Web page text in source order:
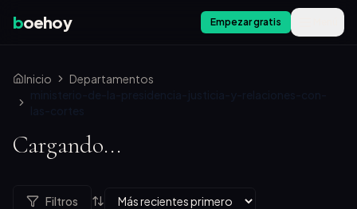
boehoy Empezar gratis
Inicio
Departamentos
ministerio-de-la-presidencia-justicia-y-relaciones-con-
las-cortes
Cargando...
Filtros